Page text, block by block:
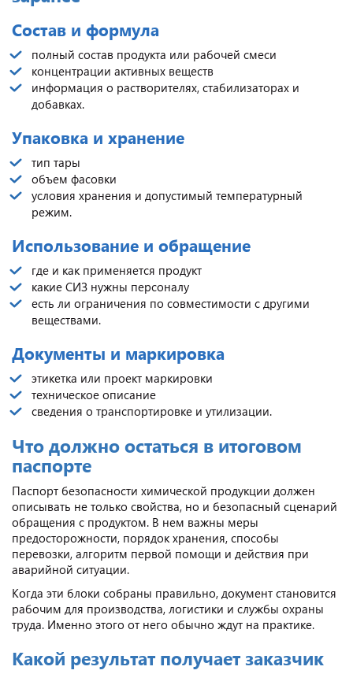
Состав и формула
полный состав продукта или рабочей смеси
концентрации активных веществ
информация о растворителях, стабилизаторах и
добавках.
Упаковка и хранение
тип тары
объем фасовки
условия хранения и допустимый температурный
режим.
Использование и обращение
где и как применяется продукт
какие СИЗ нужны персоналу
есть ли ограничения по совместимости с другими
веществами.
Документы и маркировка
этикетка или проект маркировки
техническое описание
сведения о транспортировке и утилизации.
Что должно остаться в итоговом
паспорте
Паспорт безопасности химической продукции должен
описывать не только свойства, но и безопасный сценарий
обращения с продуктом. В нем важны меры
предосторожности, порядок хранения, способы
перевозки, алгоритм первой помощи и действия при
аварийной ситуации.
Когда эти блоки собраны правильно, документ становится
рабочим для производства, логистики и службы охраны
труда. Именно этого от него обычно ждут на практике.
Какой результат получает заказчик